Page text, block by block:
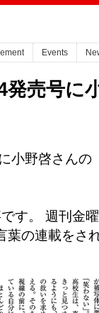
Events
売号に
小野啓さん
す。 週刊 金
葉の連載をさ